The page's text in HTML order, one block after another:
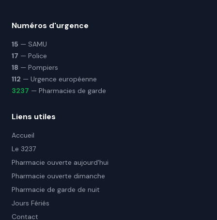
Numéros d'urgence
15 — SAMU
17 — Police
18 — Pompiers
112 — Urgence européenne
3237 — Pharmacies de garde
Liens utiles
Accueil
Le 3237
Pharmacie ouverte aujourd'hui
Pharmacie ouverte dimanche
Pharmacie de garde de nuit
Jours Fériés
Contact